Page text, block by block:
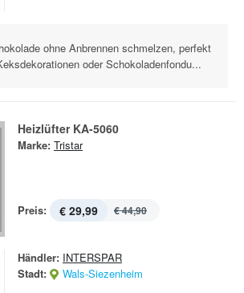
ohne Anbrennen schmelzen, perfekt
oder Schokoladenfondu...
Heizlüfter KA-5060
Marke: Tristar
Preis: € 29,99 € 44,90
Händler: INTERSPAR
Stadt:
Wals-Siezenheim